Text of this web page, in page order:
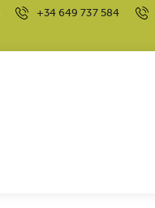
+34 649 737 584